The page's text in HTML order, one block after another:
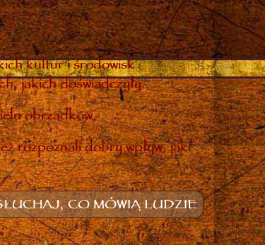
kultur i środowisk
jakich doświadczyły.
obrządków.
rozpoznali dobry wpływ, jaki
CO MÓWIĄ LUDZIE